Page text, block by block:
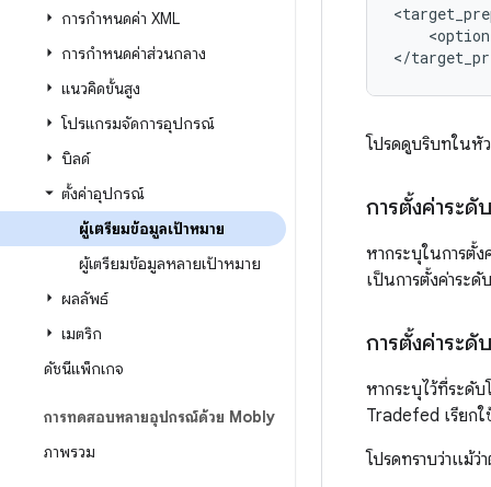
การกําหนดค่า XML
การกำหนดค่าส่วนกลาง
แนวคิดขั้นสูง
โปรแกรมจัดการอุปกรณ์
บิลด์
ตั้งค่าอุปกรณ์
ผู้เตรียมข้อมูลเป้าหมาย
ผู้เตรียมข้อมูลหลายเป้าหมาย
ผลลัพธ์
เมตริก
ดัชนีแพ็กเกจ
การทดสอบหลายอุปกรณ์ด้วย Mobly
ภาพรวม
<option
โปรดดูบริบทในหั
การตั้งค่าระ
หากระบุในการตั้
เป็นการตั้งค่าระ
การตั้งค่าระดั
หากระบุไว้ที่ระดั
Tradefed เรียก
โปรดทราบว่าแม้ว่